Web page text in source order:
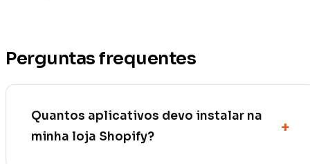
Perguntas frequentes
Quantos aplicativos devo instalar na
minha loja Shopify?